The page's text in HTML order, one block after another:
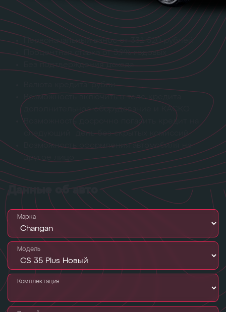
Первоначальный взносот 331 520 рублей
Процентная ставка от 3,9% годовых
Без подтверждения дохода
Валюта кредита: рубли
Возможность включить в тело кредита
дополнительное оборудование и КАСКО
Возможность досрочно погасить кредит на
следующий день без скрытых комиссий
Возможность оформления автомобиля на
другое лицо
Данные об авто
Марка
Модель
Комплектация